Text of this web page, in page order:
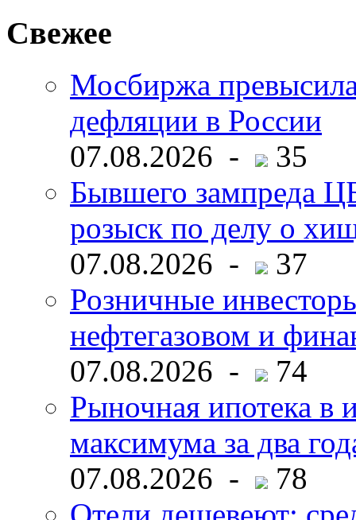
Свежее
Мосбиржа
дефляции в России
07.08.2026 -
35
Бывшего зампреда
розыск по делу о
07.08.2026 -
37
Розничные
нефтегазовом и
07.08.2026 -
74
Рыночная ипотека в
максимума за два
07.08.2026 -
78